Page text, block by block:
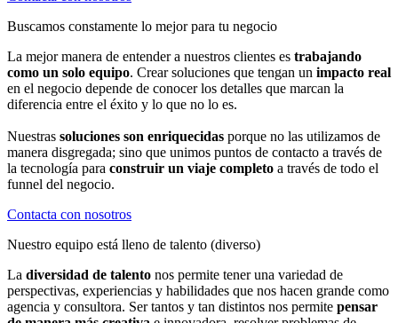
Buscamos constamente lo mejor para tu negocio
La mejor manera de entender a nuestros clientes es trabajando
como un solo equipo. Crear soluciones que tengan un impacto real
en el negocio depende de conocer los detalles que marcan la
diferencia entre el éxito y lo que no lo es.
Nuestras soluciones son enriquecidas porque no las utilizamos de
manera disgregada; sino que unimos puntos de contacto a través de
la tecnología para construir un viaje completo a través de todo el
funnel del negocio.
Contacta con nosotros
Nuestro equipo está lleno de talento (diverso)
La diversidad de talento nos permite tener una variedad de
perspectivas, experiencias y habilidades que nos hacen grande como
agencia y consultora. Ser tantos y tan distintos nos permite pensar